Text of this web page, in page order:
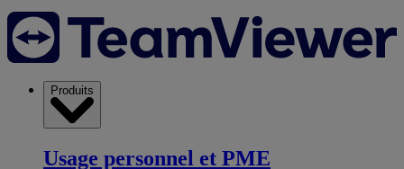
Produits
Usage personnel et PME